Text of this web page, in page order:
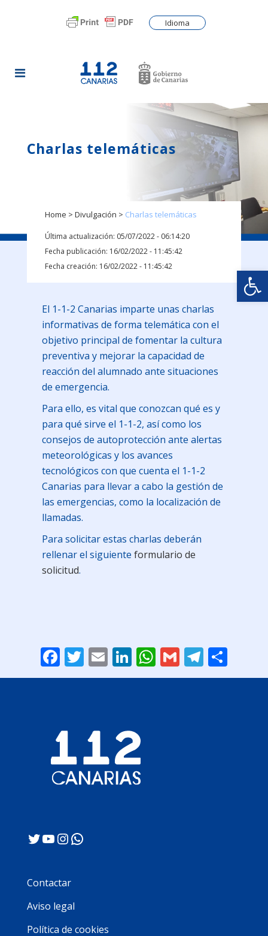
Idioma
Charlas telemáticas
Home > Divulgación > Charlas telemáticas
Última actualización: 05/07/2022 - 06:14:20
Fecha publicación: 16/02/2022 - 11:45:42
Fecha creación: 16/02/2022 - 11:45:42
El 1-1-2 Canarias imparte unas charlas
informativas de forma telemática con el
objetivo principal de fomentar la cultura
preventiva y mejorar la capacidad de
reacción del alumnado ante situaciones
de emergencia.
Para ello, es vital que conozcan qué es y
para qué sirve el 1-1-2, así como los
consejos de autoprotección ante alertas
meteorológicas y los avances
tecnológicos con que cuenta el 1-1-2
Canarias para llevar a cabo la gestión de
las emergencias, como la localización de
llamadas.
Para solicitar estas charlas deberán
rellenar el siguiente formulario de
solicitud.
Facebook
Twitter
EmailLinkedIn
WhatsApp
Gmail
Twitter
YouTube
Instagram
WhatsApp
Contactar
Aviso legal
Política de cookies